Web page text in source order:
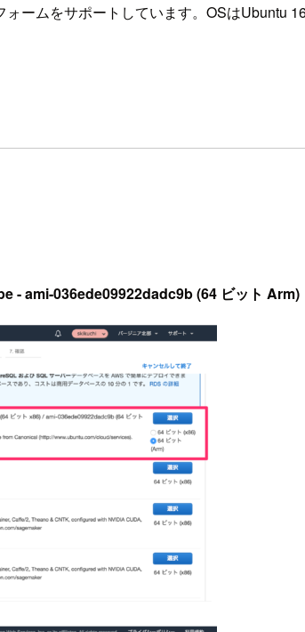
ームをサポートしています。OSはUbuntu
- ami-036ede09922dadc9b (64 ビット Arm)